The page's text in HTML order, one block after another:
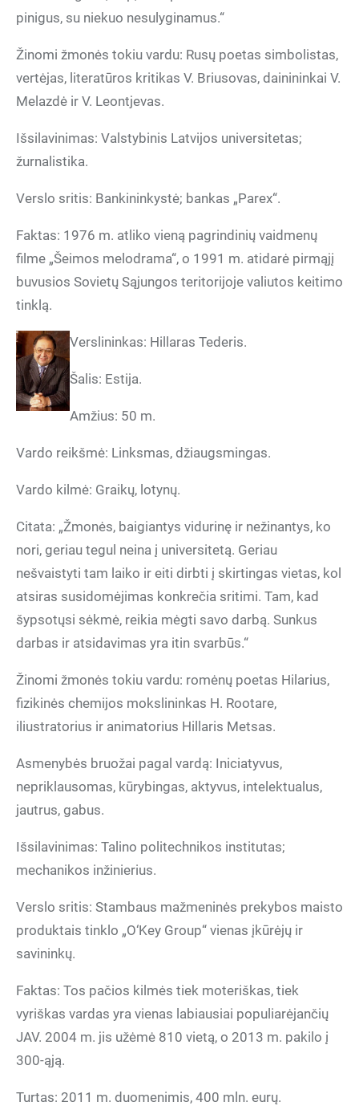
pinigus, su niekuo nesulyginamus.“
Žinomi žmonės tokiu vardu: Rusų poetas simbolistas,
vertėjas, literatūros kritikas V. Briusovas, dainininkai V.
Melazdė ir V. Leontjevas.
Išsilavinimas: Valstybinis Latvijos universitetas;
žurnalistika.
Verslo sritis: Bankininkystė; bankas „Parex“.
Faktas: 1976 m. atliko vieną pagrindinių vaidmenų
filme „Šeimos melodrama“, o 1991 m. atidarė pirmąjį
buvusios Sovietų Sąjungos teritorijoje valiutos keitimo
tinklą.
Verslininkas: Hillaras Tederis.
Šalis: Estija.
Amžius: 50 m.
Vardo reikšmė: Linksmas, džiaugsmingas.
Vardo kilmė: Graikų, lotynų.
Citata: „Žmonės, baigiantys vidurinę ir nežinantys, ko
nori, geriau tegul neina į universitetą. Geriau
nešvaistyti tam laiko ir eiti dirbti į skirtingas vietas, kol
atsiras susidomėjimas konkrečia sritimi. Tam, kad
šypsotųsi sėkmė, reikia mėgti savo darbą. Sunkus
darbas ir atsidavimas yra itin svarbūs.“
Žinomi žmonės tokiu vardu: romėnų poetas Hilarius,
fizikinės chemijos mokslininkas H. Rootare,
iliustratorius ir animatorius Hillaris Metsas.
Asmenybės bruožai pagal vardą: Iniciatyvus,
nepriklausomas, kūrybingas, aktyvus, intelektualus,
jautrus, gabus.
Išsilavinimas: Talino politechnikos institutas;
mechanikos inžinierius.
Verslo sritis: Stambaus mažmeninės prekybos maisto
produktais tinklo „O‘Key Group“ vienas įkūrėjų ir
savininkų.
Faktas: Tos pačios kilmės tiek moteriškas, tiek
vyriškas vardas yra vienas labiausiai populiarėjančių
JAV. 2004 m. jis užėmė 810 vietą, o 2013 m. pakilo į
300-ąją.
Turtas: 2011 m. duomenimis, 400 mln. eurų.